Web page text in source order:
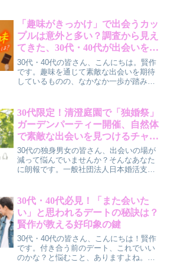
婚活トレンドを探ります。
「趣味がきっかけ」で出会うカッ
プルは意外と多い？調査から見え
てきた、30代・40代が出会いを広
げるヒント
30代・40代の皆さん、こんにちは。賢作
です。趣味を通じて素敵な出会いを期待
しているものの、なかなか一歩が踏み出
査で、約半数の方が趣味を通じて異性と
出会った経験があることが明らかになり
ました。この記事では、どんな趣味が出
会いにつながりやすいのか、その具体的
な条件とあわせて深掘りしていきます。
30代限定！清澄庭園で「独婚祭」
ガーデンパーティー開催、自然体
で素敵な出会いを見つけるチャン
ス
30代の独身男女の皆さん、出会いの場が
減って悩んでいませんか？そんなあなた
に朗報です。一般社団法人日本婚活支援
SUMMER GARDEN PARTY」を開催しま
す。心地よい初夏の庭園で、リラックス
して自然な出会いを育むチャンスです
よ。
30代・40代必見！「また会いた
い」と思われるデートの秘訣は？
賢作が教える好印象の鍵
30代・40代の皆さん、こんにちは！賢作
です。付き合う前のデート、これでいい
のかな？と悩むこと、ありますよね。実